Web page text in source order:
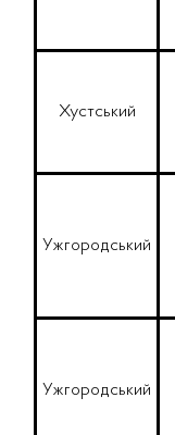
Хустський
Ужгородський
Ужгородський